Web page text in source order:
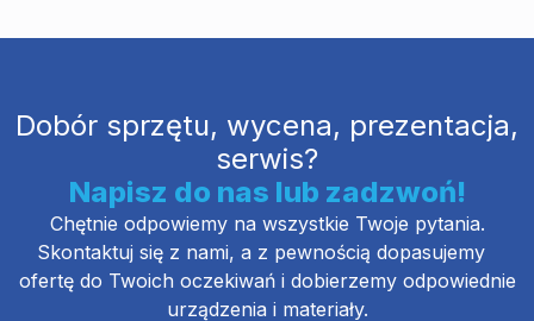
Dobór sprzętu, wycena, prezentacja,
serwis?
Napisz do nas lub zadzwoń!
Chętnie odpowiemy na wszystkie Twoje pytania.
Skontaktuj się z nami, a z pewnością dopasujemy
ofertę do Twoich oczekiwań i dobierzemy odpowiednie
urządzenia i materiały.